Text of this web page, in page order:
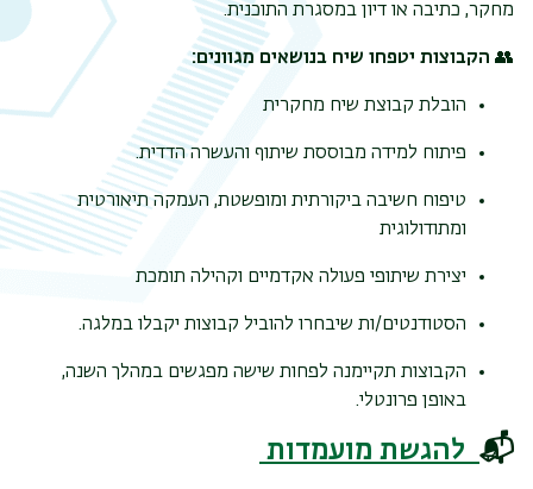
מחקר, כתיבה או דיון במסגרת התוכנית.
👥 הקבוצות יטפחו שיח בנושאים מגוונים:
הובלת קבוצת שיח מחקרית
פיתוח למידה מבוססת שיתוף והעשרה הדדית.
טיפוח חשיבה ביקורתית ומופשטת, העמקה תיאורטית
ומתודולוגית
יצירת שיתופי פעולה אקדמיים וקהילה תומכת
הסטודנטים/ות שיבחרו להוביל קבוצות יקבלו במלגה.
הקבוצות תקיימנה לפחות שישה מפגשים במהלך השנה,
באופן פרונטלי.
📬 להגשת מועמדות